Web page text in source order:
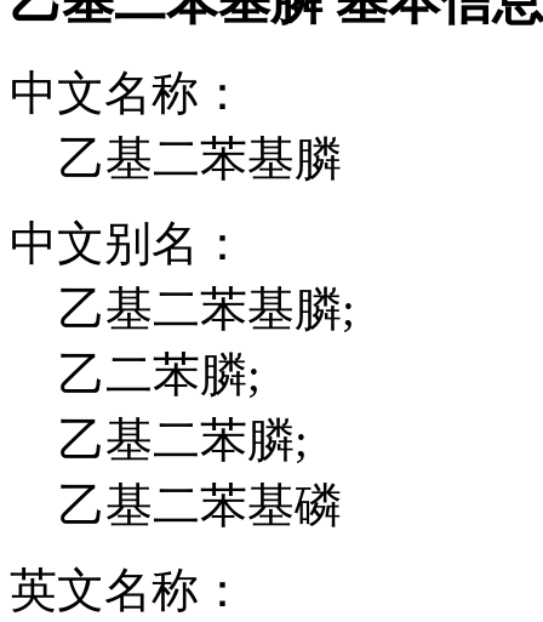
中文名称：
乙基二苯基膦
中文别名：
乙基二苯基膦;
乙二苯膦;
乙基二苯膦;
乙基二苯基磷
英文名称：